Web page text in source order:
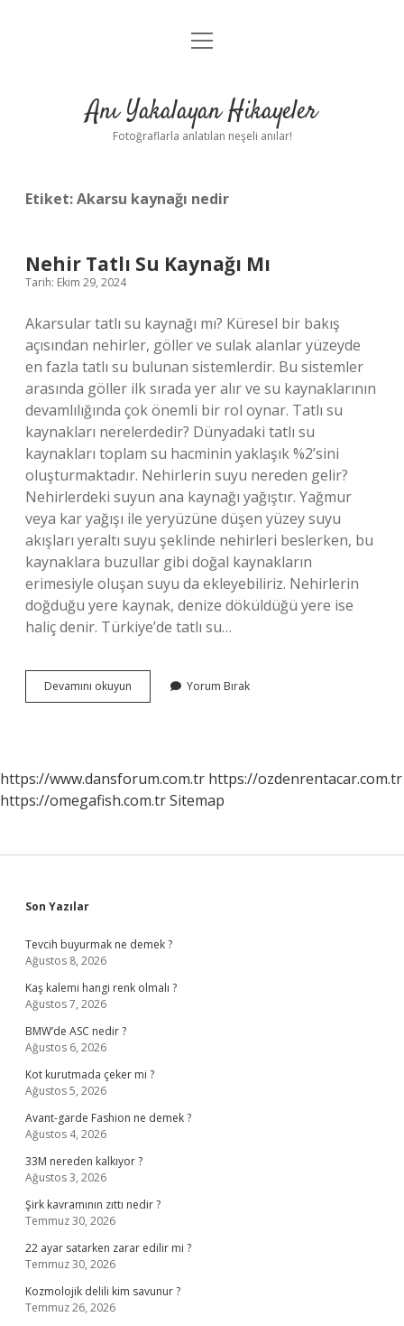
Anasayfa
Yasal Uyarı
menüyü
Anı Yakalayan Hikayeler
Fotoğraflarla anlatılan neşeli anılar!
Etiket:Akarsu kaynağı nedir
Nehir Tatlı Su Kaynağı Mı
Tarih: Ekim 29, 2024
Akarsular tatlı su kaynağı mı? Küresel bir bakış
açısından nehirler, göller ve sulak alanlar yüzeyde
en fazla tatlı su bulunan sistemlerdir. Bu sistemler
arasında göller ilk sırada yer alır ve su kaynaklarının
devamlılığında çok önemli bir rol oynar. Tatlı su
kaynakları nerelerdedir? Dünyadaki tatlı su
kaynakları toplam su hacminin yaklaşık %2’sini
oluşturmaktadır. Nehirlerin suyu nereden gelir?
Nehirlerdeki suyun ana kaynağı yağıştır. Yağmur
veya kar yağışı ile yeryüzüne düşen yüzey suyu
akışları yeraltı suyu şeklinde nehirleri beslerken, bu
kaynaklara buzullar gibi doğal kaynakların
erimesiyle oluşan suyu da ekleyebiliriz. Nehirlerin
doğduğu yere kaynak, denize döküldüğü yere ise
haliç denir. Türkiye’de tatlı su…
Devamını okuyun
Tatlı
Yorum Bırak
https://www.dansforum.com.tr https://ozdenrentacar.com.tr
https://omegafish.com.trSitemap
Sidebar
Son Yazılar
Tevcih buyurmak ne demek ?
Ağustos 8, 2026
Kaş kalemi hangi renk olmalı ?
Ağustos 7, 2026
BMW’de ASC nedir ?
Ağustos 6, 2026
Kot kurutmada çeker mi ?
Ağustos 5, 2026
Avant-garde Fashion ne demek ?
Ağustos 4, 2026
33M nereden kalkıyor ?
Ağustos 3, 2026
Şirk kavramının zıttı nedir ?
Temmuz 30, 2026
22 ayar satarken zarar edilir mi ?
Temmuz 30, 2026
Kozmolojik delili kim savunur ?
Temmuz 26, 2026